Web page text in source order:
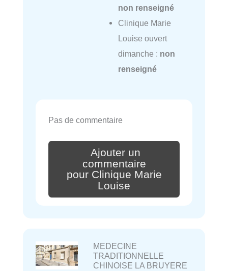
non renseigné
Clinique Marie
Louise ouvert
dimanche : non
renseigné
Pas de commentaire
Ajouter un
commentaire
pour Clinique Marie
Louise
MEDECINE
TRADITIONNELLE
CHINOISE LA BRUYERE